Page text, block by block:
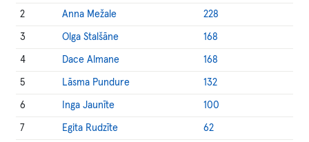
2 Anna Mežale 228
3 Olga Stalšāne 168
4 Dace Almane 168
5 Lāsma Pundure 132
6 Inga Jaunīte 100
7 Egita Rudzīte 62